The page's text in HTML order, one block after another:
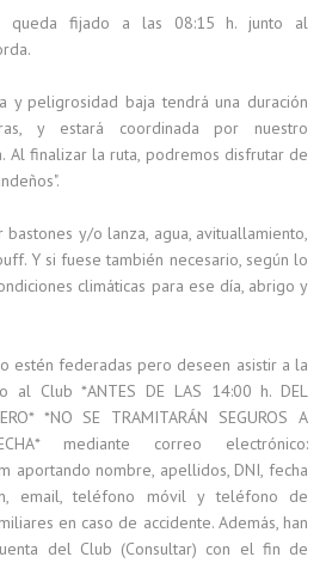
queda fijado a las 08:15 h. junto al
y peligrosidad baja tendrá una duración
y estará coordinada por nuestro
Al finalizar la ruta, podremos disfrutar de
bastones y/o lanza, agua, avituallamiento,
Y si fuese también necesario, según lo
climáticas para ese día, abrigo y
estén federadas pero deseen asistir a la
al Club *ANTES DE LAS 14:00 h. DEL
*NO SE TRAMITARÁN SEGUROS A
mediante correo electrónico:
aportando nombre, apellidos, DNI, fecha
email, teléfono móvil y teléfono de
en caso de accidente. Además, han
del Club (Consultar) con el fin de